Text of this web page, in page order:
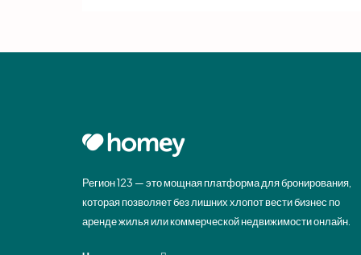
Регион 123 — это мощная платформа для бронирования,
которая позволяет без лишних хлопот вести бизнес по
аренде жилья или коммерческой недвижимости онлайн.